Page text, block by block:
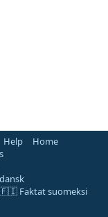
Help
Home
🇫🇮 Faktat suomeksi